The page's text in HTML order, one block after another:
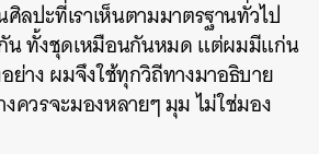
ลปะที่เราเห็นตามมาตรฐานทั่วไป
น ทั้งชุดเหมือนกันหมด แต่ผมมีแก่น
ย่าง ผมจึงใช้ทุกวิถีทางมาอธิบาย
ควรจะมองหลายๆ มุม ไม่ใช่มอง